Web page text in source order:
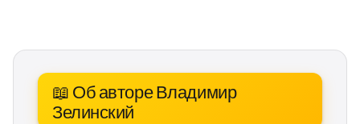
📖 Об авторе Владимир
Зелинский